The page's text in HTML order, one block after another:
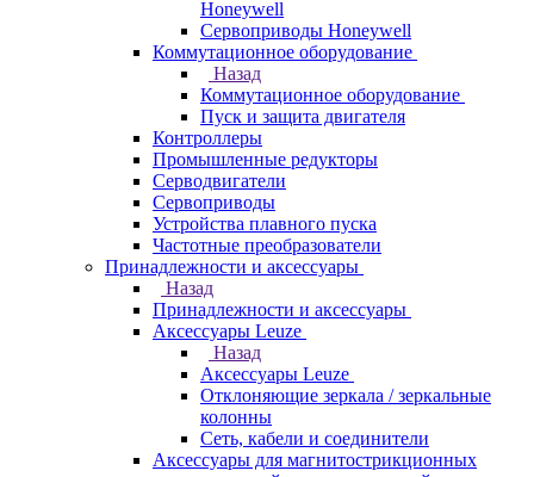
Honeywell
Сервоприводы Honeywell
Коммутационное оборудование
Назад
Коммутационное оборудование
Пуск и защита двигателя
Контроллеры
Промышленные редукторы
Серводвигатели
Сервоприводы
Устройства плавного пуска
Частотные преобразователи
Принадлежности и аксессуары
Назад
Принадлежности и аксессуары
Аксессуары Leuze
Назад
Аксессуары Leuze
Отклоняющие зеркала / зеркальные
колонны
Сеть, кабели и соединители
Аксессуары для магнитострикционных